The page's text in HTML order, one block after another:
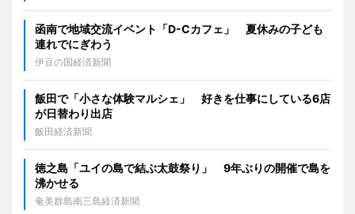
函南で地域交流イベント「D-Cカフェ」 夏休みの子ども
連れでにぎわう
伊豆の国経済新聞
飯田で「小さな体験マルシェ」 好きを仕事にしている6店
が日替わり出店
飯田経済新聞
徳之島「ユイの島で結ぶ太鼓祭り」 9年ぶりの開催で島を
沸かせる
奄美群島南三島経済新聞